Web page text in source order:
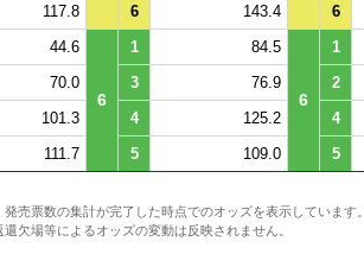
117.8 6 143.4 6
44.6
6
1 84.5
6
1
70.0 3 76.9 2
101.3 4 125.2 4
111.7 5 109.0 5
売票数の集計が完了した時点でのオッズを表示しています。
欠場等によるオッズの変動は反映されません。